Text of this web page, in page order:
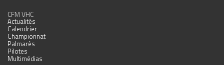
CFM VHC
Actualités
Calendrier
Championnat
Palmarès
Pilotes
Multimédias